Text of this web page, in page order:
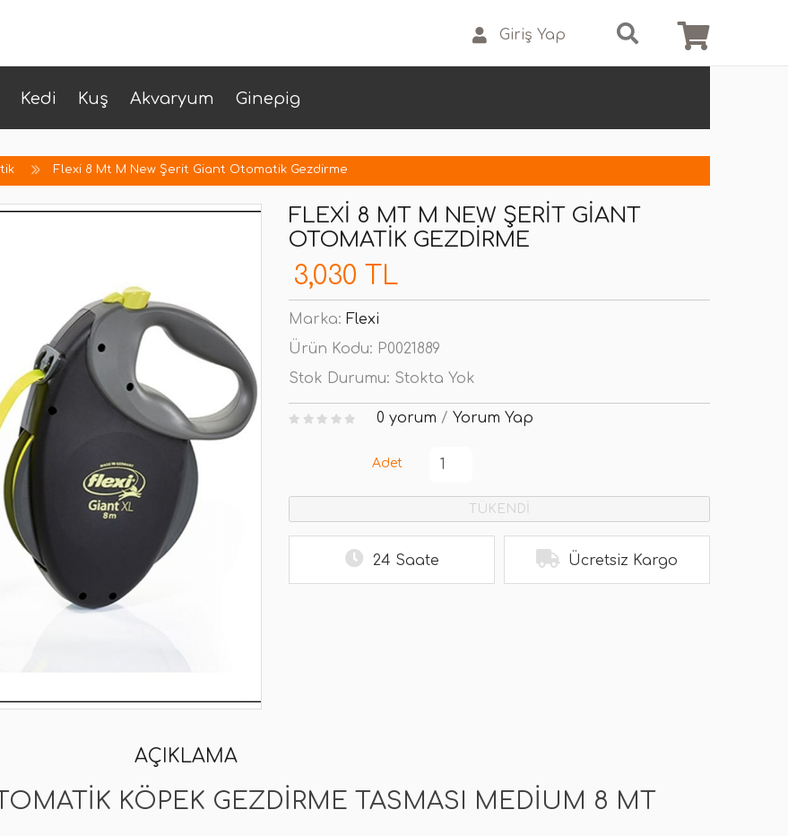
Giriş Yap
Kedi Kuş Akvaryum Ginepig
Flexi 8 Mt M New Şerit Giant Otomatik Gezdirme
FLEXI 8 MT M NEW ŞERIT GIANT
OTOMATIK GEZDIRME
3,030 TL
Marka: Flexi
Ürün Kodu: P0021889
Stok Durumu: Stokta Yok
0 yorum / Yorum Yap
Adet
TÜKENDİ
24 Saate Ücretsiz Kargo
AÇIKLAMA
KÖPEK GEZDIRME TASMASI MEDIUM 8 MT